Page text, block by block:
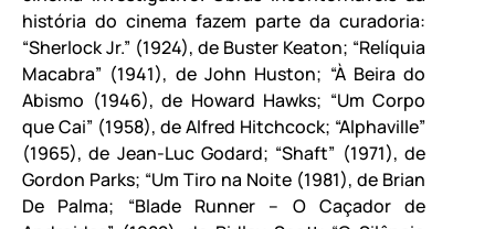
história do cinema fazem parte da curadoria:
“Sherlock Jr.” (1924), de Buster Keaton; “Relíquia
Macabra” (1941), de John Huston; “À Beira do
Abismo (1946), de Howard Hawks; “Um Corpo
que Cai” (1958), de Alfred Hitchcock; “Alphaville”
(1965), de Jean-Luc Godard; “Shaft” (1971), de
Gordon Parks; “Um Tiro na Noite (1981), de Brian
De Palma; “Blade Runner – O Caçador de